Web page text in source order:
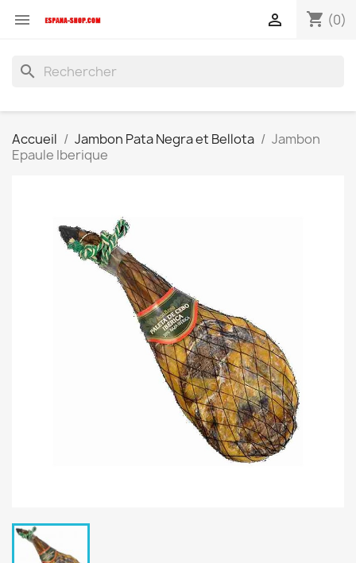
 shopping_cart (0)

search
Accueil Jambon Pata Negra et Bellota
Jambon
Epaule Iberique